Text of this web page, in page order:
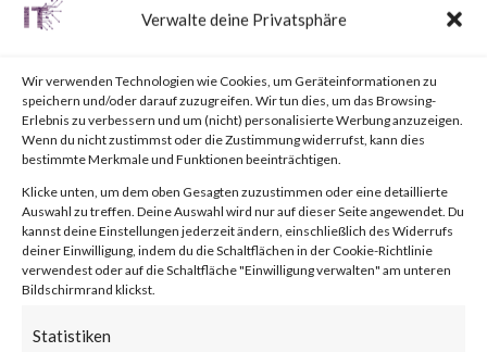
Verwalte deine Privatsphäre
Wir verwenden Technologien wie Cookies, um Geräteinformationen zu
speichern und/oder darauf zuzugreifen. Wir tun dies, um das Browsing-
Erlebnis zu verbessern und um (nicht) personalisierte Werbung anzuzeigen.
Wenn du nicht zustimmst oder die Zustimmung widerrufst, kann dies
bestimmte Merkmale und Funktionen beeinträchtigen.
Klicke unten, um dem oben Gesagten zuzustimmen oder eine detaillierte
Auswahl zu treffen. Deine Auswahl wird nur auf dieser Seite angewendet. Du
kannst deine Einstellungen jederzeit ändern, einschließlich des Widerrufs
deiner Einwilligung, indem du die Schaltflächen in der Cookie-Richtlinie
verwendest oder auf die Schaltfläche "Einwilligung verwalten" am unteren
Bildschirmrand klickst.
Statistiken
von 21. Juli 2023 Unkategorisiert | 0 Kommentare
Facebook 0
What is JumpCloud?
JumpCloud is a U.S. based IT